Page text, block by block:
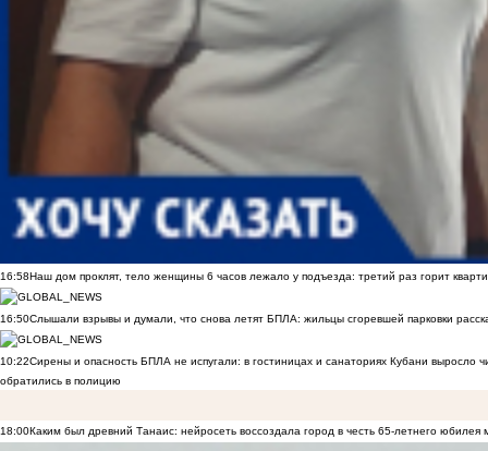
16:58Наш дом проклят, тело женщины 6 часов лежало у подъезда: третий раз горит
16:50Слышали взрывы и думали, что снова летят БПЛА: жильцы сгоревшей парковки
10:22Сирены и опасность БПЛА не испугали: в гостиницах и санаториях Кубани выросло
обратились в полицию
18:00Каким был древний Танаис: нейросеть воссоздала город в честь 65-летнего юбилея